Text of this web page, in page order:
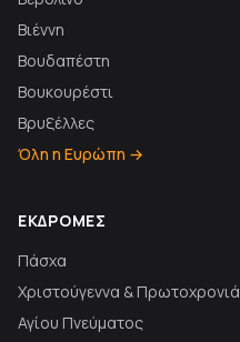
Βιέννη
Βουδαπέστη
Βουκουρέστι
Βρυξέλλες
Όλη η Ευρώπη →
ΕΚΔΡΟΜΈΣ
Πάσχα
Χριστούγεννα & Πρωτοχρονιά
Αγίου Πνεύματος